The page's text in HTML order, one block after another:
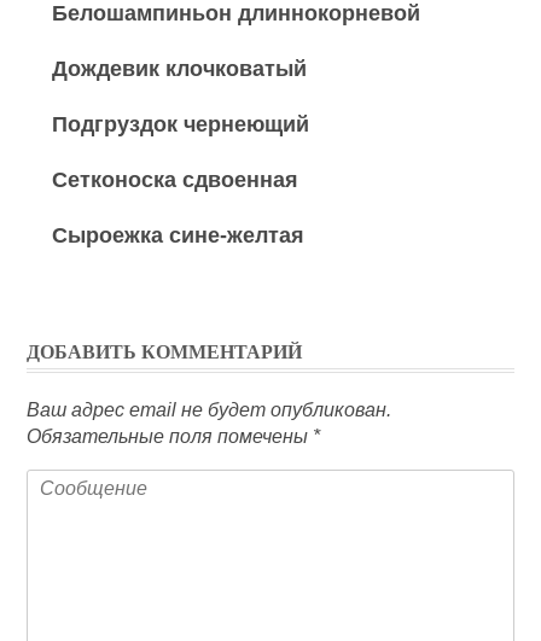
Белошампиньон длиннокорневой
Дождевик клочковатый
Подгруздок чернеющий
Сетконоска сдвоенная
Сыроежка сине-желтая
ДОБАВИТЬ КОММЕНТАРИЙ
Ваш адрес email не будет опубликован.
Обязательные поля помечены *